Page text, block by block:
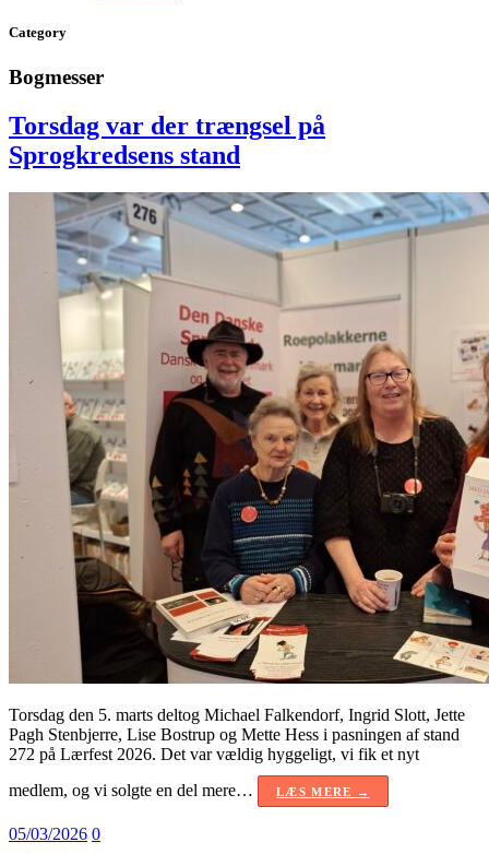
Category
Bogmesser
Torsdag var der trængsel på
Sprogkredsens stand
Torsdag den 5. marts deltog Michael Falkendorf, Ingrid Slott, Jette
Pagh Stenbjerre, Lise Bostrup og Mette Hess i pasningen af stand
272 på Lærfest 2026. Det var vældig hyggeligt, vi fik et nyt
medlem, og vi solgte en del mere…
LÆS MERE →
05/03/2026 0